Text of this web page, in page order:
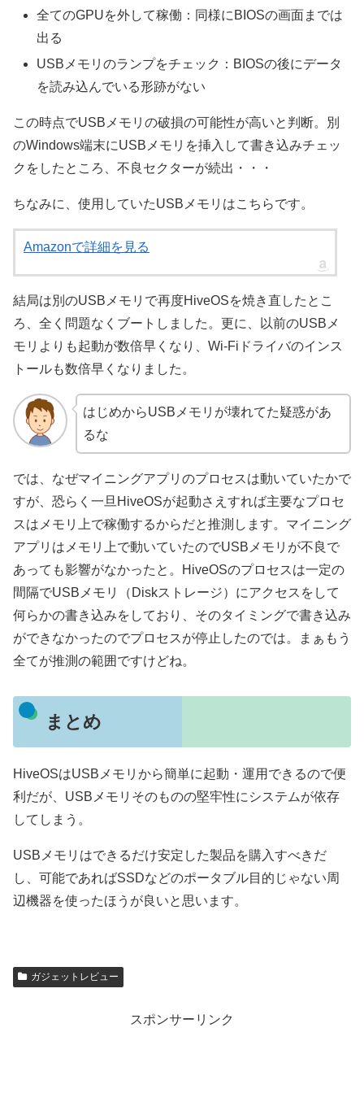
全てのGPUを外して稼働：同様にBIOSの画面までは
出る
USBメモリのランプをチェック：BIOSの後にデータ
を読み込んでいる形跡がない
この時点でUSBメモリの破損の可能性が高いと判断。別
のWindows端末にUSBメモリを挿入して書き込みチェッ
クをしたところ、不良セクターが続出・・・
ちなみに、使用していたUSBメモリはこちらです。
Amazonで詳細を見る
結局は別のUSBメモリで再度HiveOSを焼き直したとこ
ろ、全く問題なくブートしました。更に、以前のUSBメ
モリよりも起動が数倍早くなり、Wi-Fiドライバのインス
トールも数倍早くなりました。
はじめからUSBメモリが壊れてた疑惑があ
るな
では、なぜマイニングアプリのプロセスは動いていたかで
すが、恐らく一旦HiveOSが起動さえすれば主要なプロセ
スはメモリ上で稼働するからだと推測します。マイニング
アプリはメモリ上で動いていたのでUSBメモリが不良で
あっても影響がなかったと。HiveOSのプロセスは一定の
間隔でUSBメモリ（Diskストレージ）にアクセスをして
何らかの書き込みをしており、そのタイミングで書き込み
ができなかったのでプロセスが停止したのでは。まぁもう
全てが推測の範囲ですけどね。
まとめ
HiveOSはUSBメモリから簡単に起動・運用できるので便
利だが、USBメモリそのものの堅牢性にシステムが依存
してしまう。
USBメモリはできるだけ安定した製品を購入すべきだ
し、可能であればSSDなどのポータブル目的じゃない周
辺機器を使ったほうが良いと思います。
ガジェットレビュー
スポンサーリンク